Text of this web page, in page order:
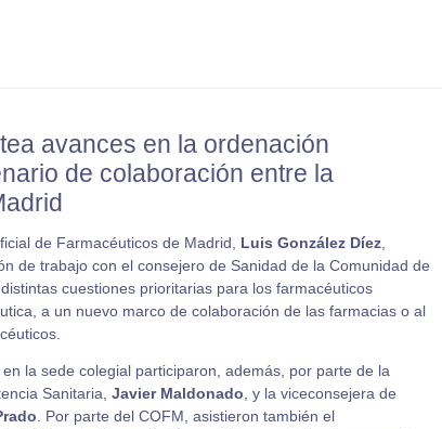
avances en la ordenación
de colaboración entre la
de Farmacéuticos de Madrid, Luis González Díez,
de trabajo con el consejero de Sanidad de la Comunidad de
cuestiones prioritarias para los farmacéuticos
a un nuevo marco de colaboración de las farmacias o al
la sede colegial participaron, además, por parte de la
Sanitaria, Javier Maldonado, y la viceconsejera de
. Por parte del COFM, asistieron también el